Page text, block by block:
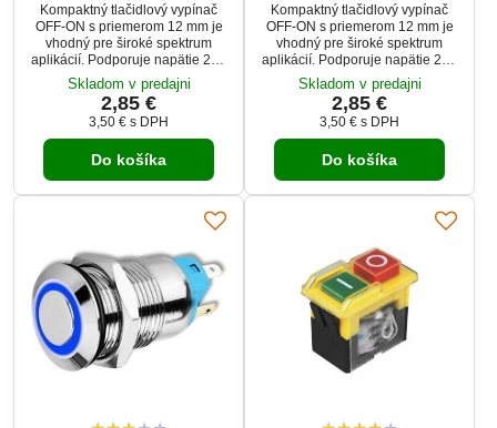
Kompaktný tlačidlový vypínač
OFF-ON s priemerom 12 mm je
vhodný pre široké spektrum
aplikácií. Podporuje napätie 230
VAC pri prúde 3 A a je vybavený
červeným podsvietením s
napätím 12-24 V. Vďaka
robustnej konštrukcii a
elegantnému dizajnu je ideálny
na montáž do panelov,
automobilovej elektroniky.
Skladom v predajni
2,85 €
3,50 € s DPH
Do košíka
Kompaktný tlačidlový vypínač
OFF-ON s priemerom 12 mm je
vhodný pre široké spektrum
aplikácií. Podporuje napätie 230
VAC pri prúde 3 A a je vybavený
bielym podsvietením s napätím
12-24 V. Vďaka robustnej
konštrukcii a elegantnému
dizajnu je ideálny na montáž do
panelov, priemyselných zariadení
či automobilovej elektroniky.
Skladom v predajni
2,85 €
3,50 € s DPH
Do košíka